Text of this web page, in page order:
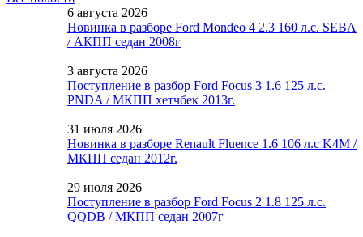
6 августа 2026
Новинка в разборе Ford Mondeo 4 2.3 160 л.с. SEBA
/ АКПП седан 2008г
3 августа 2026
Поступление в разбор Ford Focus 3 1.6 125 л.с.
PNDA / МКПП хетчбек 2013г.
31 июля 2026
Новинка в разборе Renault Fluence 1.6 106 л.с K4M /
МКПП седан 2012г.
29 июля 2026
Поступление в разбор Ford Focus 2 1.8 125 л.с.
QQDB / МКПП седан 2007г